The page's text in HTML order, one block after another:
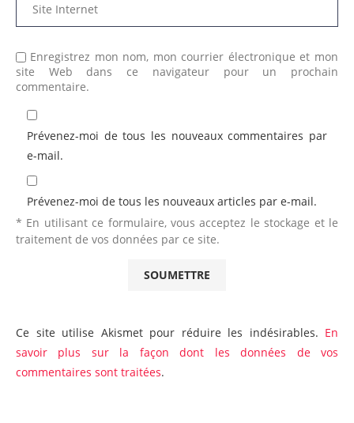
Enregistrez mon nom, mon courrier électronique et mon
site Web dans ce navigateur pour un prochain
commentaire.
Prévenez-moi de tous les nouveaux commentaires par
e-mail.
Prévenez-moi de tous les nouveaux articles par e-mail.
* En utilisant ce formulaire, vous acceptez le stockage et le
traitement de vos données par ce site.
Ce site utilise Akismet pour réduire les indésirables. En
savoir plus sur la façon dont les données de vos
commentaires sont traitées.